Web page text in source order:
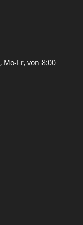
Fr, von 8:00